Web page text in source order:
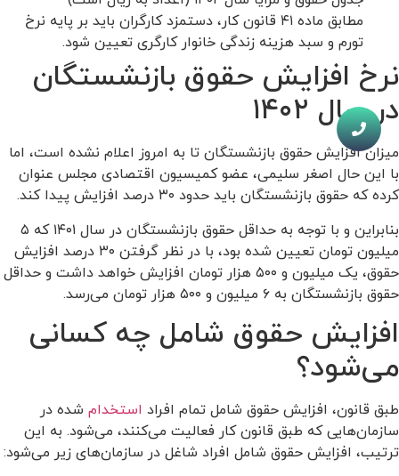
مطابق ماده ۴١ قانون کار، دستمزد کارگران باید بر پایه نرخ
تورم و سبد هزینه زندگی خانوار کارگری تعیین شود.
نرخ افزایش حقوق بازنشستگان
در سال ۱۴۰۲
میزان افزایش حقوق بازنشستگان تا به امروز اعلام نشده است، اما
با این حال اصغر سلیمی، عضو کمیسیون اقتصادی مجلس عنوان
کرده که حقوق بازنشستگان باید حدود ۳۰ درصد افزایش پیدا کند.
بنابراین و با توجه به حداقل حقوق بازنشستگان در سال ۱۴۰۱ که ۵
میلیون تومان تعیین شده بود، با در نظر گرفتن ۳۰ درصد افزایش
حقوق، یک میلیون و ۵۰۰ هزار تومان افزایش خواهد داشت و حداقل
حقوق بازنشستگان به ۶ میلیون و ۵۰۰ هزار تومان می‌رسد.
افزایش حقوق شامل چه کسانی
می‌شود؟
طبق قانون، افزایش حقوق شامل تمام افراد استخدام شده در
سازمان‌هایی که طبق قانون کار فعالیت می‌کنند، می‌شود. به این
ترتیب، افزایش حقوق شامل افراد شاغل در سازمان‌های زیر می‌شود: